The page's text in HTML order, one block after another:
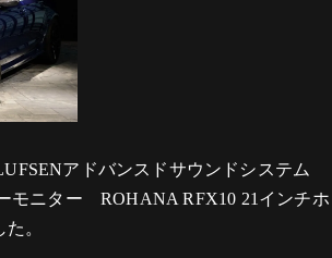
アドバンスドサウンドシステム
ニター ROHANA RFX10 21インチホ
。